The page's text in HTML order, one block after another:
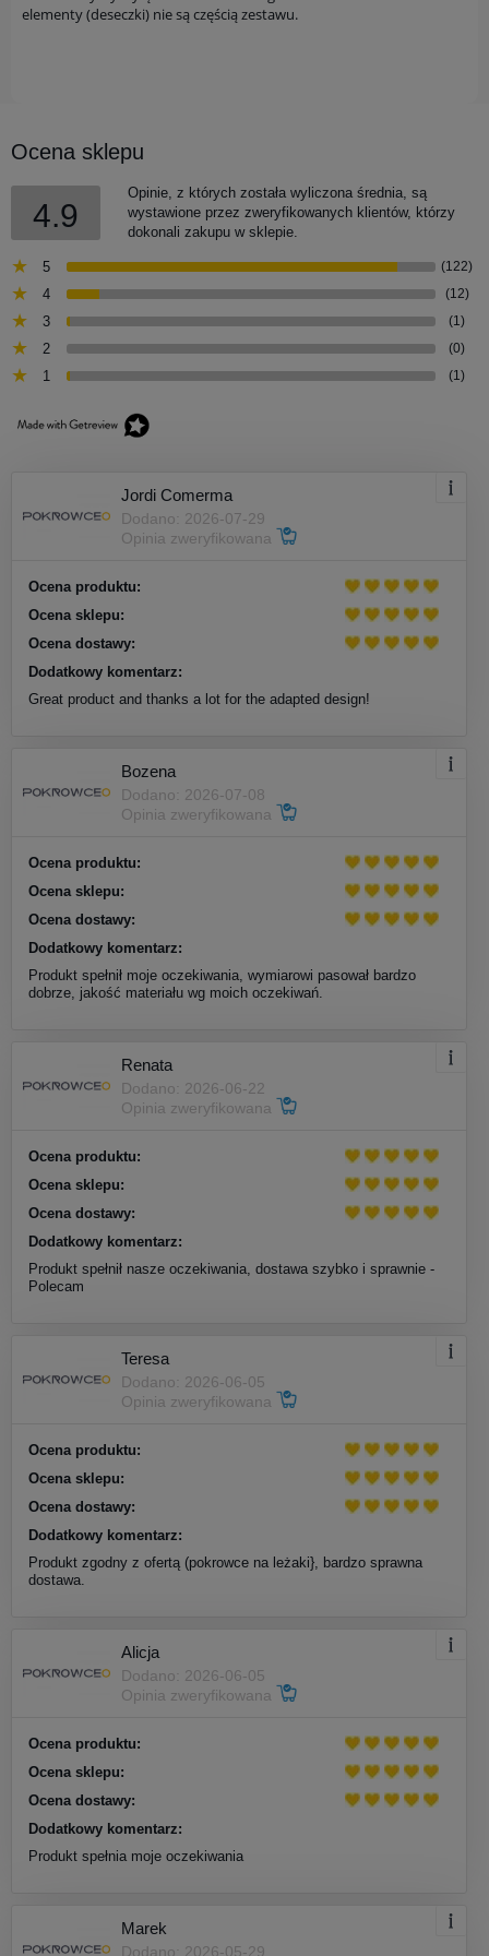
elementy (deseczki) nie są częścią zestawu.
Ocena sklepu
4.9
Opinie, z których została wyliczona średnia, są
wystawione przez zweryfikowanych klientów, którzy
dokonali zakupu w sklepie.
5 (122)
4 (12)
3 (1)
2 (0)
1 (1)
Jordi Comerma
Dodano: 2026-07-29
Opinia zweryfikowana
Ocena produktu:
Ocena sklepu:
Ocena dostawy:
Dodatkowy komentarz:
Great product and thanks a lot for the adapted design!
Bozena
Dodano: 2026-07-08
Opinia zweryfikowana
Ocena produktu:
Ocena sklepu:
Ocena dostawy:
Dodatkowy komentarz:
Produkt spełnił moje oczekiwania, wymiarowi pasował bardzo
dobrze, jakość materiału wg moich oczekiwań.
Renata
Dodano: 2026-06-22
Opinia zweryfikowana
Ocena produktu:
Ocena sklepu:
Ocena dostawy:
Dodatkowy komentarz:
Produkt spełnił nasze oczekiwania, dostawa szybko i sprawnie -
Polecam
Teresa
Dodano: 2026-06-05
Opinia zweryfikowana
Ocena produktu:
Ocena sklepu:
Ocena dostawy:
Dodatkowy komentarz:
Produkt zgodny z ofertą (pokrowce na leżaki}, bardzo sprawna
dostawa.
Alicja
Dodano: 2026-06-05
Opinia zweryfikowana
Ocena produktu:
Ocena sklepu:
Ocena dostawy:
Dodatkowy komentarz:
Produkt spełnia moje oczekiwania
Marek
Dodano: 2026-05-29